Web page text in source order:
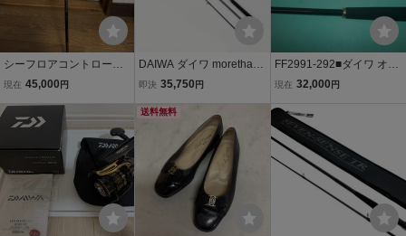
シーフロアコントロー
ル ジャレク 603 4
現在 45,000 円
DAIWA ダイワ morethan
BRANZINO モアザン ブラ
020 やや傷や汚れあり
即決 35,750 円
FF2991-292■ダイワ オー
バーゼア AGS 97M 4ピー
現在 32,000 円
送料無料